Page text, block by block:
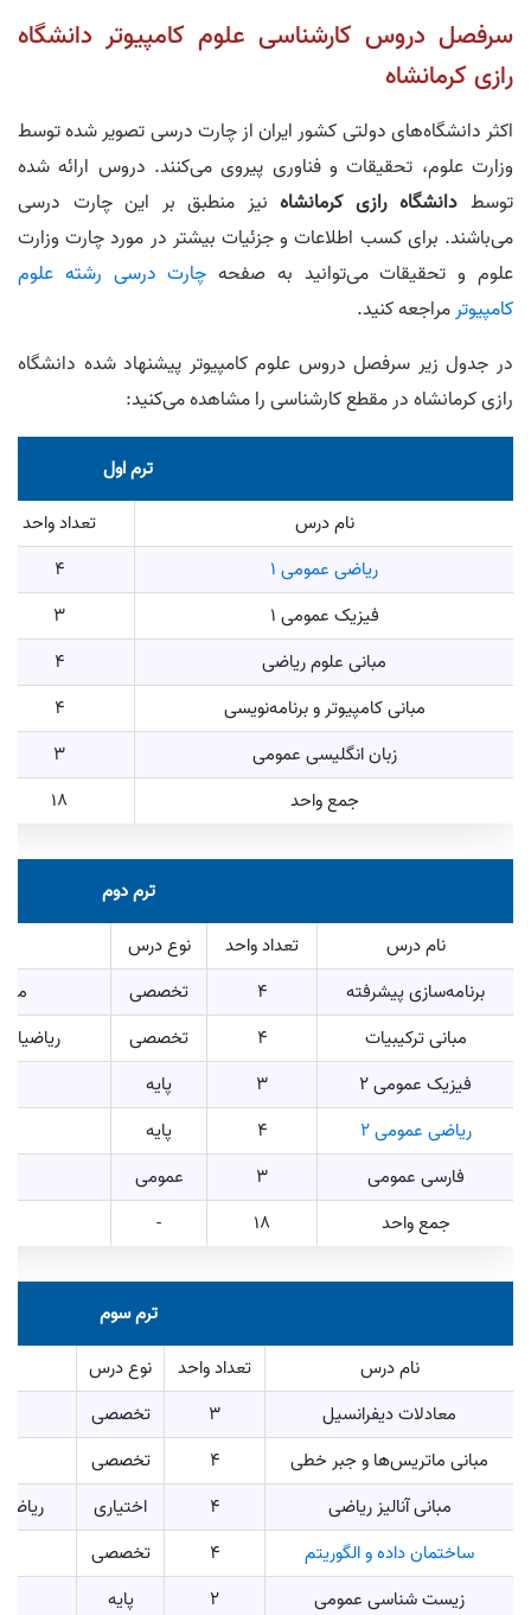
سرفصل دروس کارشناسی علوم کامپیوتر دانشگاه
رازی کرمانشاه
اکثر دانشگاه‌های دولتی کشور ایران از چارت درسی تصویر شده توسط
وزارت علوم، تحقیقات و فناوری پیروی می‌کنند. دروس ارائه شده
توسط دانشگاه رازی کرمانشاهنیز منطبق بر این چارت درسی
می‌باشند. برای کسب اطلاعات و جزئیات بیشتر در مورد چارت وزارت
علوم و تحقیقات می‌توانید به صفحه چارت درسی رشته علوم
کامپیوترمراجعه کنید.
در جدول زیر سرفصل دروس علوم کامپیوتر پیشنهاد شده دانشگاه
رازی کرمانشاه در مقطع کارشناسی را مشاهده می‌کنید:
ترم اول
نام درس
تعداد واحد
ریاضی عمومی ۱
4
فیزیک عمومی 1
3
مبانی علوم ریاضی
4
مبانی کامپیوتر و برنامه‌نویسی
4
زبان انگلیسی عمومی
3
جمع واحد
18
ترم دوم
نام درس
تعداد واحد
نوع درس
برنامه‌سازی پیشرفته
4 تخصصی
مبانی ترکیبیات
4 تخصصی
ریاضیات عمومی 1
فیزیک عمومی 2
3
پایه
ریاضی عمومی ۲
4
پایه
فارسی عمومی
3
عمومی
جمع واحد
18
-
ترم سوم
نام درس
تعداد واحد
نوع درس
معادلات دیفرانسیل
3
تخصصی
مبانی ماتریس‌ها و جبر خطی
4
تخصصی
مبانی آنالیز ریاضی
4 اختیاری
ریاضیات
ساختمان داده و الگوریتم
4
تخصصی
زیست شناسی عمومی
2
پایه